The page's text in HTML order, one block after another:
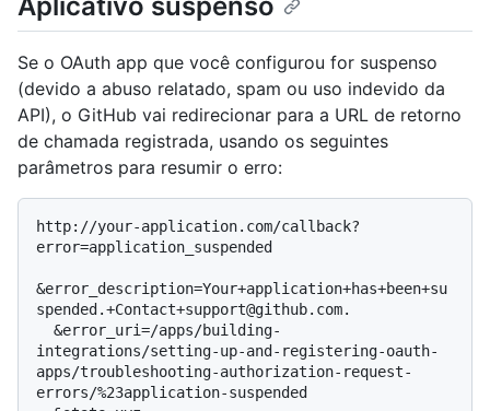
Se o OAuth app que você configurou for suspenso
(devido a abuso relatado, spam ou uso indevido da
API), o GitHub vai redirecionar para a URL de retorno
de chamada registrada, usando os seguintes
parâmetros para resumir o erro:
http://your-application.com/callback?
error=application_suspended
&error_description=Your+application+has+been+su
spended.+Contact+support@github.com.
integrations/setting-up-and-registering-oauth-
apps/troubleshooting-authorization-request-
errors/%23application-suspended